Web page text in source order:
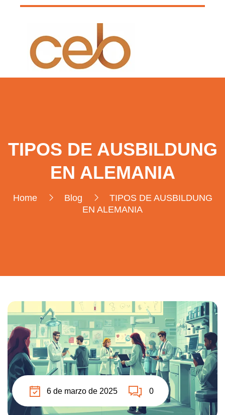
TIPOS DE AUSBILDUNG
EN ALEMANIA
Home Blog
TIPOS DE AUSBILDUNG
EN ALEMANIA
6 de marzo de 2025 0